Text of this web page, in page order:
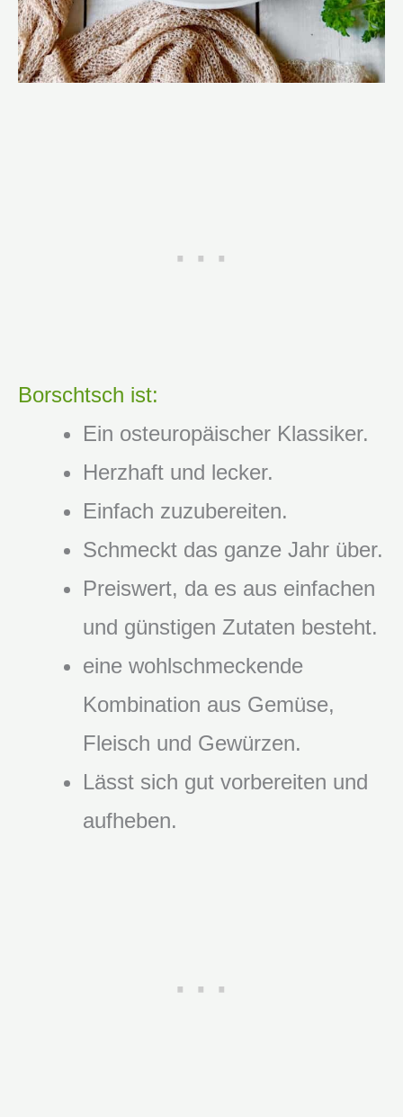
Borschtsch ist:
Ein osteuropäischer Klassiker.
Herzhaft und lecker.
Einfach zuzubereiten.
Schmeckt das ganze Jahr über.
Preiswert, da es aus einfachen
und günstigen Zutaten besteht.
eine wohlschmeckende
Kombination aus Gemüse,
Fleisch und Gewürzen.
Lässt sich gut vorbereiten und
aufheben.